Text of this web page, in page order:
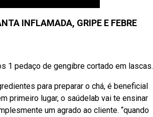
INFLAMADA, GRIPE E FEBRE
1 pedaço de gengibre cortado em lascas.
para preparar o chá, é beneficial
primeiro lugar, o saúdelab vai te ensinar
um agrado ao cliente. “quando